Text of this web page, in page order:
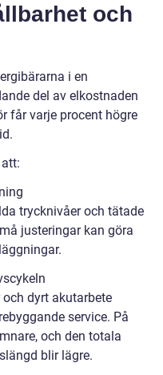
och
i en
del av elkostnaden
får varje procent högre
trycknivåer och tätade
justeringar kan göra
dyrt akutarbete
service. På
och den totala
blir lägre.